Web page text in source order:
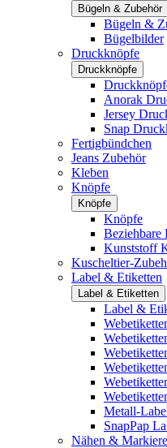
Bügeln & Zubehör
Bügeln &
Bügelbilder
Druckknöpfe
Druckknöpfe
Anorak
Jersey
Snap
Fertigbündchen
Jeans Zubehör
Kleben
Knöpfe
Knöpfe
Knöpfe
Beziehbare
Kunststoff
Kuscheltier-
Label & Etiketten
Label & Etiketten
Label &
Metall-
SnapPap
Nähen &